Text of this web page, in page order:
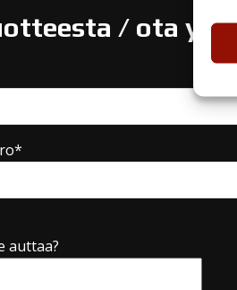
/ ota
auttaa?